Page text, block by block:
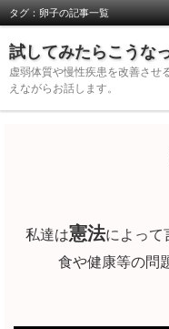
タグ：卵子の記事一覧
試してみたらこうな
虚弱体質や慢性疾患を改善させ
えながらお話します。
私達は憲法によって
食や健康等の問